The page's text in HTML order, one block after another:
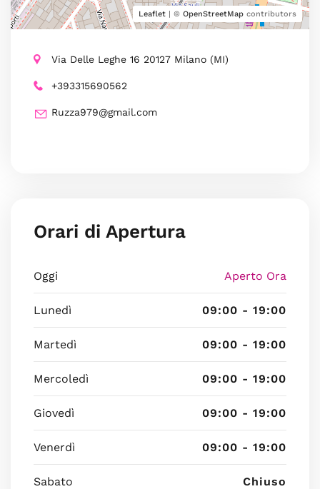
Leaflet | © OpenStreetMap contributors
Via Delle Leghe 16 20127 Milano (MI)
+393315690562
Ruzza979@gmail.com
Orari di Apertura
Oggi Aperto Ora
Lunedì 09:00 - 19:00
Martedì 09:00 - 19:00
Mercoledì 09:00 - 19:00
Giovedì 09:00 - 19:00
Venerdì 09:00 - 19:00
Sabato Chiuso